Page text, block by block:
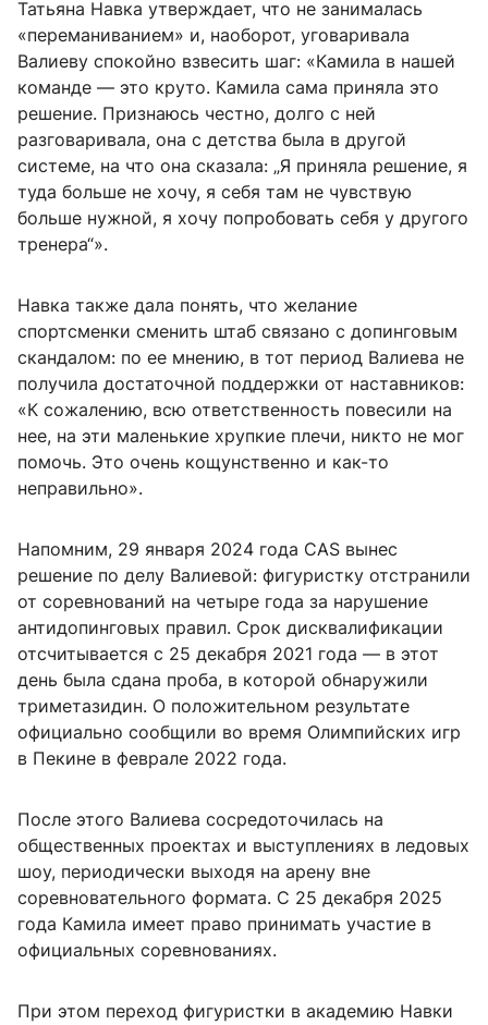
Татьяна Навка утверждает, что не занималась
«переманиванием» и, наоборот, уговаривала
Валиеву спокойно взвесить шаг: «Камила в нашей
команде — это круто. Камила сама приняла это
решение. Признаюсь честно, долго с ней
разговаривала, она с детства была в другой
системе, на что она сказала: „Я приняла решение, я
туда больше не хочу, я себя там не чувствую
больше нужной, я хочу попробовать себя у другого
тренера“».
Навка также дала понять, что желание
спортсменки сменить штаб связано с допинговым
скандалом: по ее мнению, в тот период Валиева не
получила достаточной поддержки от наставников:
«К сожалению, всю ответственность повесили на
нее, на эти маленькие хрупкие плечи, никто не мог
помочь. Это очень кощунственно и как-то
неправильно».
Напомним, 29 января 2024 года CAS вынес
решение по делу Валиевой: фигуристку отстранили
от соревнований на четыре года за нарушение
антидопинговых правил. Срок дисквалификации
отсчитывается с 25 декабря 2021 года — в этот
день была сдана проба, в которой обнаружили
триметазидин. О положительном результате
официально сообщили во время Олимпийских игр
в Пекине в феврале 2022 года.
После этого Валиева сосредоточилась на
общественных проектах и выступлениях в ледовых
шоу, периодически выходя на арену вне
соревновательного формата. С 25 декабря 2025
года Камила имеет право принимать участие в
официальных соревнованиях.
При этом переход фигуристки в академию Навки